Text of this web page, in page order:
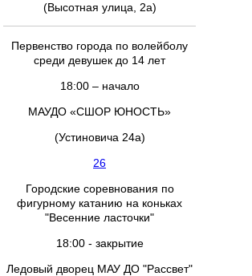
(Высотная улица, 2а)
Первенство города по волейболу
среди девушек до 14 лет
18:00 – начало
МАУДО «СШОР ЮНОСТЬ»
(Устиновича 24а)
26
Городские соревнования по
фигурному катанию на коньках
"Весенние ласточки"
18:00 - закрытие
Ледовый дворец МАУ ДО "Рассвет"